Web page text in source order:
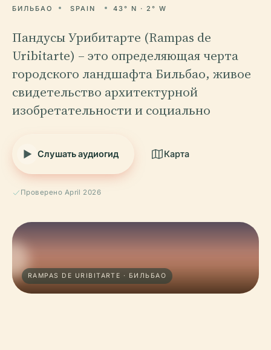
БИЛЬБАО SPAIN 43° N · 2° W
Пандусы Урибитарте (Rampas de
Uribitarte) – это определяющая черта
городского ландшафта Бильбао, живое
свидетельство архитектурной
изобретательности и социально
Слушать аудиогид Карта
Проверено April 2026
RAMPAS DE URIBITARTE · БИЛЬБАО